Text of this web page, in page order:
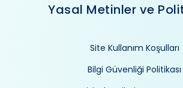
Yasal Metinler ve
Site Kullanım Koşulları
Bilgi Güvenliği Politikası